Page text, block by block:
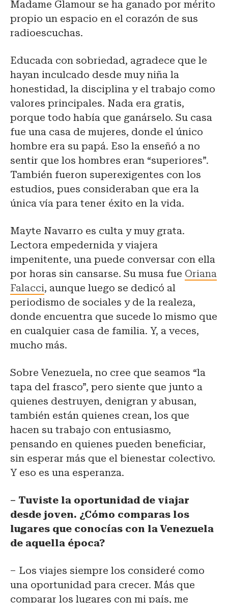
Madame Glamour se ha ganado por mérito
propio un espacio en el corazón de sus
radioescuchas.
Educada con sobriedad, agradece que le
hayan inculcado desde muy niña la
honestidad, la disciplina y el trabajo como
valores principales. Nada era gratis,
porque todo había que ganárselo. Su casa
fue una casa de mujeres, donde el único
hombre era su papá. Eso la enseñó a no
sentir que los hombres eran “superiores”.
También fueron superexigentes con los
estudios, pues consideraban que era la
única vía para tener éxito en la vida.
Mayte Navarro es culta y muy grata.
Lectora empedernida y viajera
impenitente, una puede conversar con ella
por horas sin cansarse. Su musa fue Oriana
Falacci, aunque luego se dedicó al
periodismo de sociales y de la realeza,
donde encuentra que sucede lo mismo que
en cualquier casa de familia. Y, a veces,
mucho más.
Sobre Venezuela, no cree que seamos “la
tapa del frasco”, pero siente que junto a
quienes destruyen, denigran y abusan,
también están quienes crean, los que
hacen su trabajo con entusiasmo,
pensando en quienes pueden beneficiar,
sin esperar más que el bienestar colectivo.
Y eso es una esperanza.
– Tuviste la oportunidad de viajar
desde joven. ¿Cómo comparas los
lugares que conocías con la Venezuela
de aquella época?
– Los viajes siempre los consideré como
una oportunidad para crecer. Más que
comparar los lugares con mi país, me